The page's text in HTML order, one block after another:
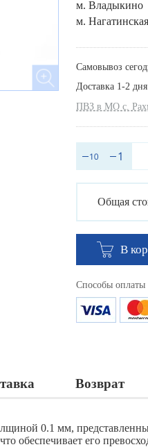
м. Владыкино
м. Нагатинская
Самовывоз
Доставка 1-2 дня
ПВЗ в МО с.
Общая
В
Способы оплаты
Возврат
0.1 мм,
обеспечивает его